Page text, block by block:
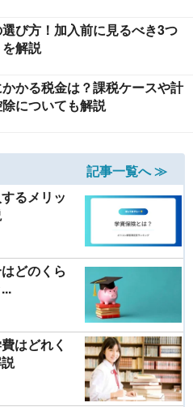
び方！加入前に見るべき3つ
解説
かる税金は？課税ケースや計
についても解説
記事一覧へ ≫
るメリッ
どのくら
はどれく